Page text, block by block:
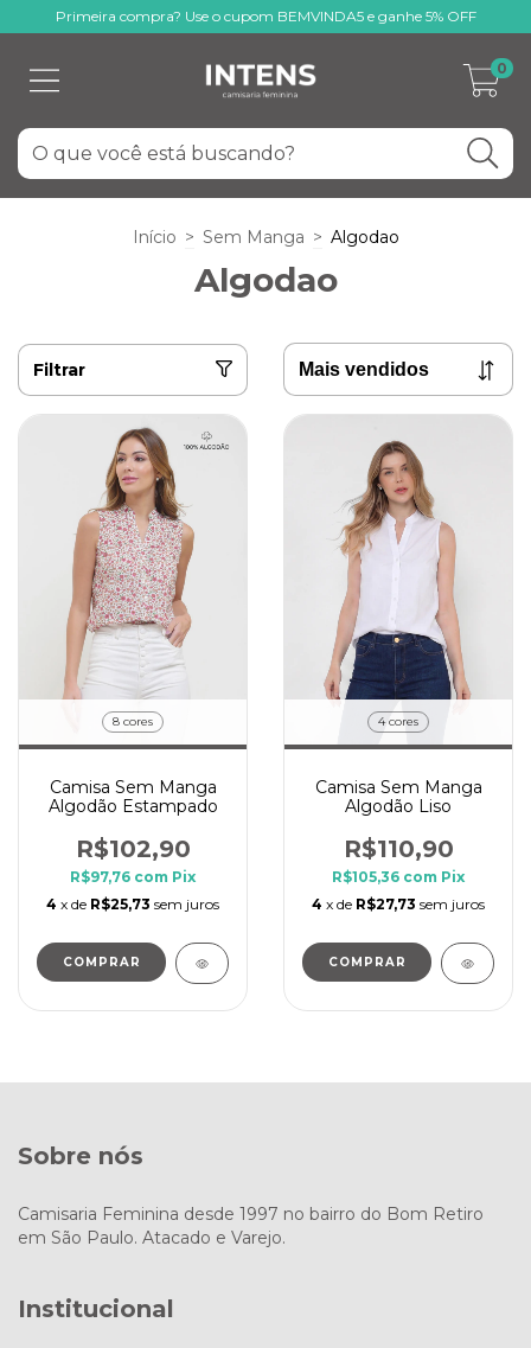
Primeira compra? Use o cupom BEMVINDA5 e ganhe 5% OFF
0
Início > Sem Manga > Algodao
Algodao
Filtrar
8 cores
Camisa Sem Manga
Algodão Estampado
R$102,90
R$97,76 com Pix
4 x de R$25,73 sem juros
COMPRAR
4 cores
Camisa Sem Manga
Algodão Liso
R$110,90
R$105,36 com Pix
4 x de R$27,73 sem juros
COMPRAR
Sobre nós
Camisaria Feminina desde 1997 no bairro do Bom Retiro
em São Paulo. Atacado e Varejo.
Institucional